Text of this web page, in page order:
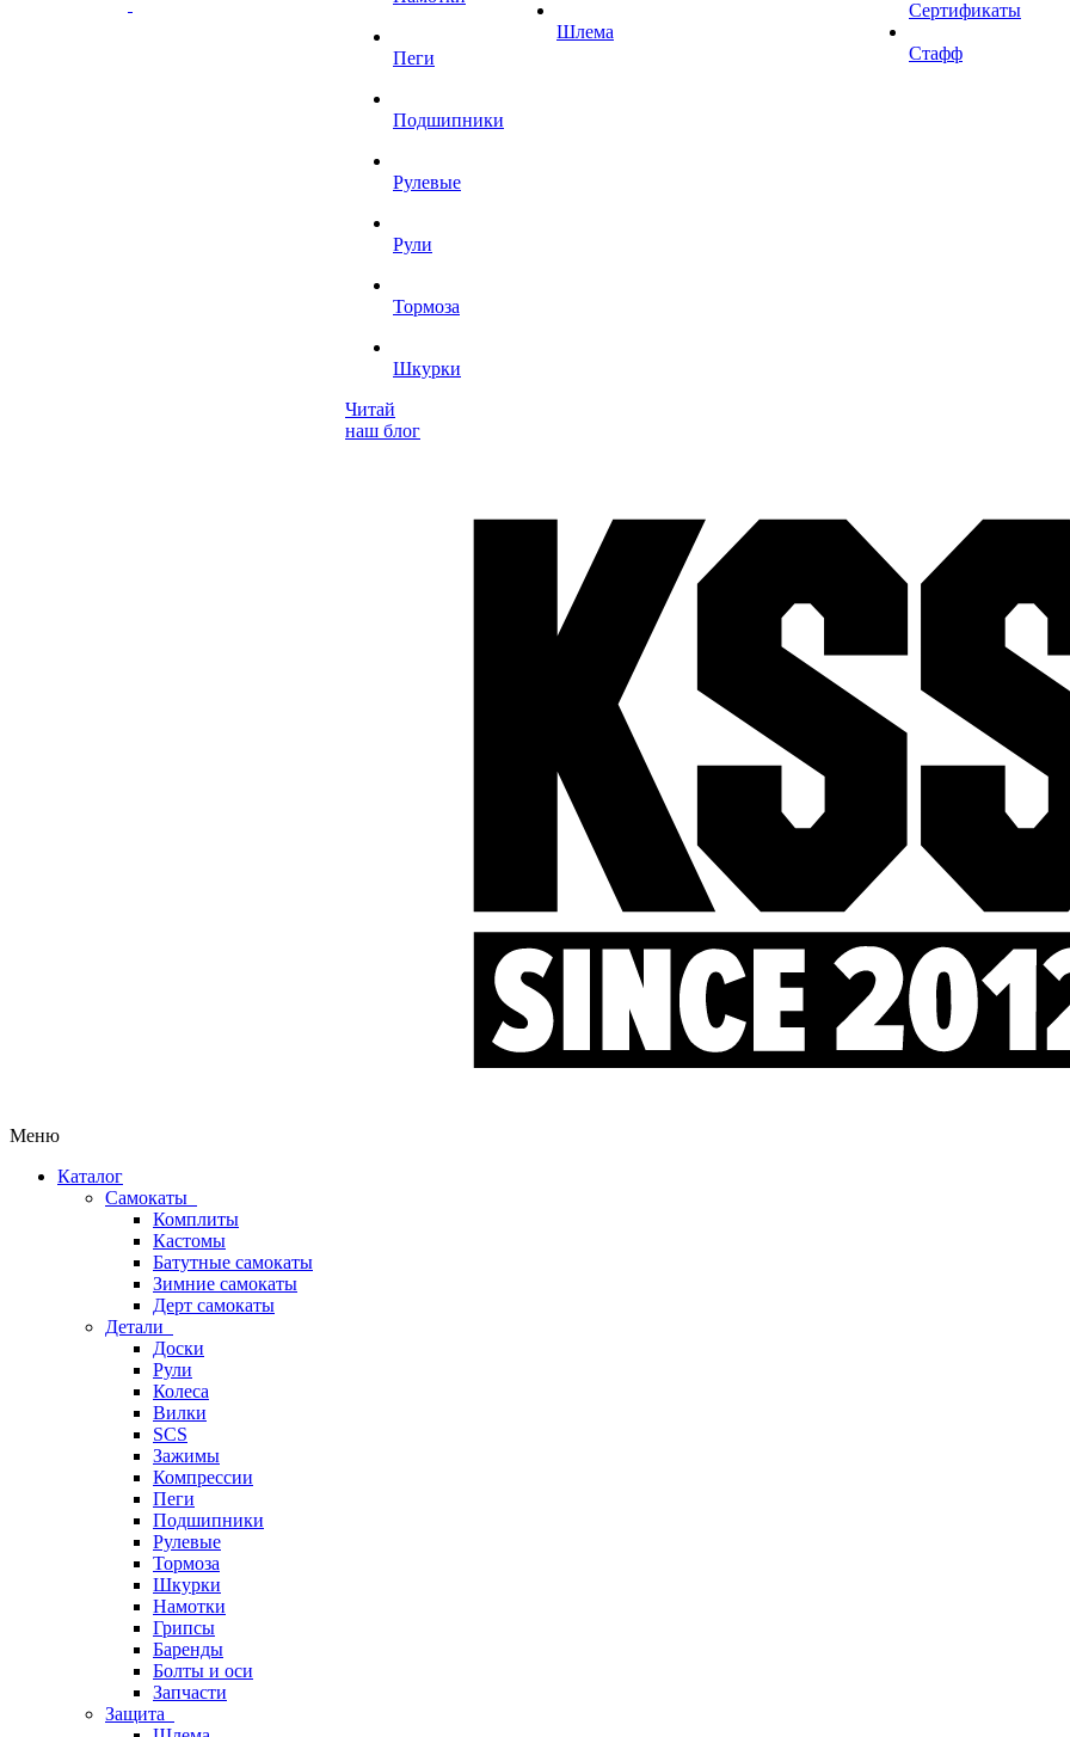
Пеги
Подшипники
Рулевые
Рули
Тормоза
Шкурки
Читай
наш блог
Шлема
Сертификаты
Стафф
Меню
Каталог
Самокаты
Комплиты
Кастомы
Батутные самокаты
Зимние самокаты
Дерт самокаты
Детали
Доски
Рули
Колеса
Вилки
SCS
Зажимы
Компрессии
Пеги
Подшипники
Рулевые
Тормоза
Шкурки
Намотки
Грипсы
Баренды
Болты и оси
Запчасти
Защита